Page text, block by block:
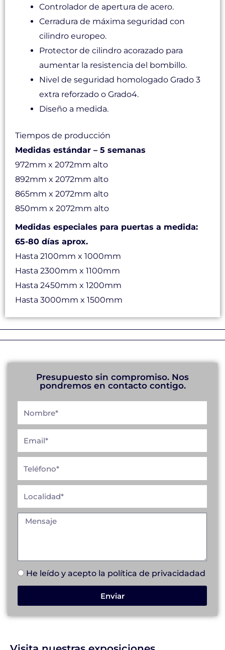
Controlador de apertura de acero.
Cerradura de máxima seguridad con
cilindro europeo.
Protector de cilindro acorazado para
aumentar la resistencia del bombillo.
Nivel de seguridad homologado Grado 3
extra reforzado o Grado4.
Diseño a medida.
Tiempos de producción
Medidas estándar – 5 semanas
972mm x 2072mm alto
892mm x 2072mm alto
865mm x 2072mm alto
850mm x 2072mm alto
Medidas especiales para puertas a medida:
65-80 días aprox.
Hasta 2100mm x 1000mm
Hasta 2300mm x 1100mm
Hasta 2450mm x 1200mm
Hasta 3000mm x 1500mm
Presupuesto sin compromiso. Nos
pondremos en contacto contigo.
He leído y acepto la política de privacidadad
Enviar